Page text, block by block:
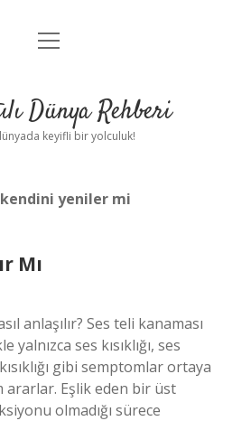
Anasayfa
Yasal Uyarı
menüyü
Dünya Rehberi
keyifli bir yolculuk!
yeniler mi
Mı
anlaşılır? Ses teli kanaması
ses kısıklığı, ses
gibi semptomlar ortaya
ararlar. Eşlik eden bir üst
olmadığı sürece